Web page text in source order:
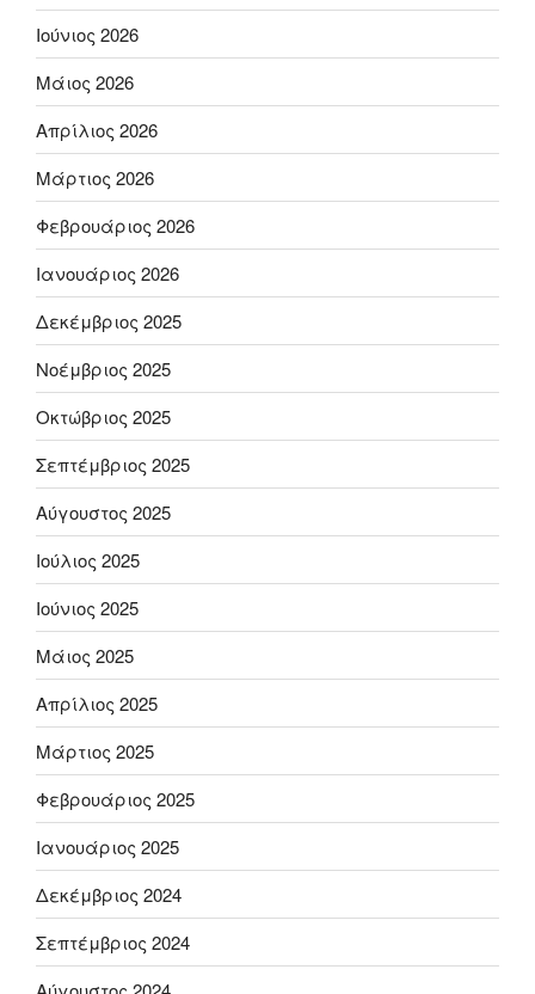
Ιούνιος 2026
Μάιος 2026
Απρίλιος 2026
Μάρτιος 2026
Φεβρουάριος 2026
Ιανουάριος 2026
Δεκέμβριος 2025
Νοέμβριος 2025
Οκτώβριος 2025
Σεπτέμβριος 2025
Αύγουστος 2025
Ιούλιος 2025
Ιούνιος 2025
Μάιος 2025
Απρίλιος 2025
Μάρτιος 2025
Φεβρουάριος 2025
Ιανουάριος 2025
Δεκέμβριος 2024
Σεπτέμβριος 2024